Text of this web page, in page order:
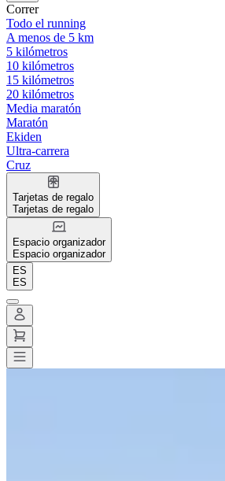
Correr
Todo el running
A menos de 5 km
5 kilómetros
10 kilómetros
15 kilómetros
20 kilómetros
Media maratón
Maratón
Ekiden
Ultra-carrera
Cruz
Tarjetas de regalo
Tarjetas de regalo
Espacio organizador
Espacio organizador
ES
ES